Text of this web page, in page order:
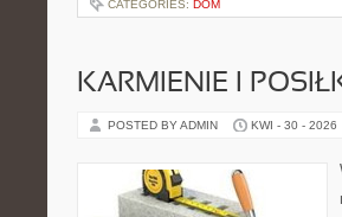
CATEGORIES: DOM
KARMIENIE I
POSTED BY ADMIN KWI - 30 - 2026